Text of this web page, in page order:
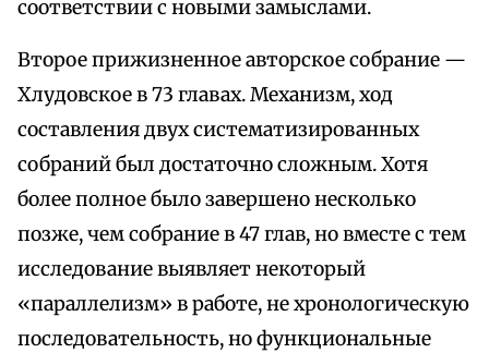
соответствии с новыми замыслами.
Второе прижизненное авторское собрание —
Хлудовское в 73 главах. Механизм, ход
составления двух систематизированных
собраний был достаточно сложным. Хотя
более полное было завершено несколько
позже, чем собрание в 47 глав, но вместе с тем
исследование выявляет некоторый
«параллелизм» в работе, не хронологическую
последовательность, но функциональные